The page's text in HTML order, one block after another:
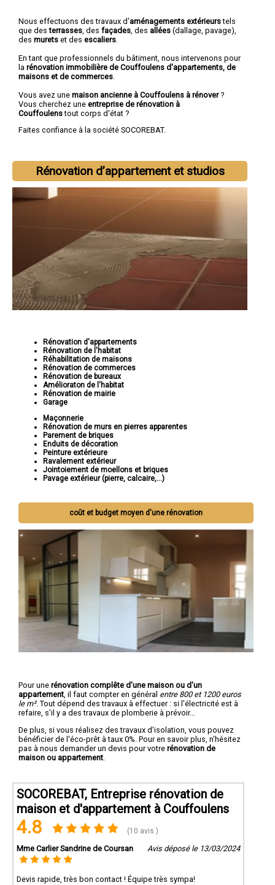
Nous effectuons des travaux d'aménagements extérieurstels
que desterrasses , des façades , des allées (dallage, pavage),
des murets et des escaliers
En tant que professionnels du bâtiment, nous intervenons pour
la rénovation immobilière de Couffoulens d'appartements, de
maisons et de commerces
Vous avez une maison ancienne à Couffoulens à rénover?
Vous cherchez une entreprise de rénovation à
Couffoulenstout corps d'état ?
Faites confiance à la société SOCOREBAT.
Rénovation d’appartement et studios
Rénovation d'appartements
Rénovation de l'habitat
Réhabilitation de maisons
Rénovation de commerces
Rénovation de bureaux
Amélioraton de l'habitat
Rénovation de mairie
Garage
Maçonnerie
Rénovation de murs en pierres apparentes
Parement de briques
Enduits de décoration
Peinture extérieure
Ravalement extérieur
Jointoiement de moellons et briques
Pavage extérieur (pierre, calcaire,...)
coût et budget moyen d'une rénovation
Pour une rénovation complête d'une maison ou d'un
appartement , il faut compter en général entre 800 et 1200 euros
le m². Tout dépend des travaux à effectuer : si l'électricité est à
refaire, s'il y a des travaux de plomberie à prévoir...
De plus, si vous réalisez des travaux d'isolation, vous pouvez
bénéficier de l'éco-prêt à taux 0%. Pour en savoir plus, n'hésitez
pas à nous demander un devis pour votre rénovation de
maison ou appartement
SOCOREBAT, Entreprise rénovation de
maison et d'appartement à Couffoulens
4.8 (10 avis )
Mme Carlier Sandrine de Coursan Avis déposé le 13/03/2024
Devis rapide, très bon contact ! Équipe très sympa!